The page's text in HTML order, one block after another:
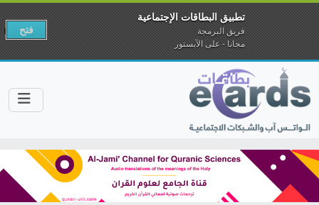
تطبيق البطاقات الإجتماعية
فريق البرمجة
مجانا - على الآبستور
فتح